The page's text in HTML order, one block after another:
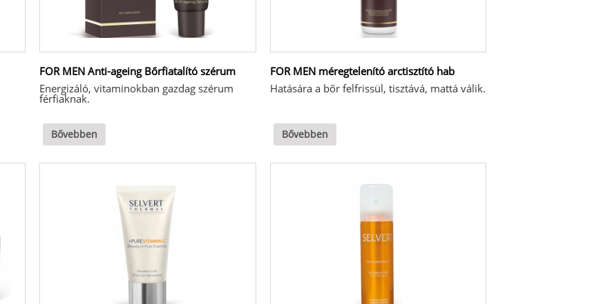
FOR MEN Anti-ageing Bőrfiatalító szérum
Energizáló, vitaminokban gazdag szérum
férfiaknak.
Bővebben
FOR MEN méregtelenító arctisztító hab
Hatására a bőr felfrissül, tisztává, mattá válik.
Bővebben